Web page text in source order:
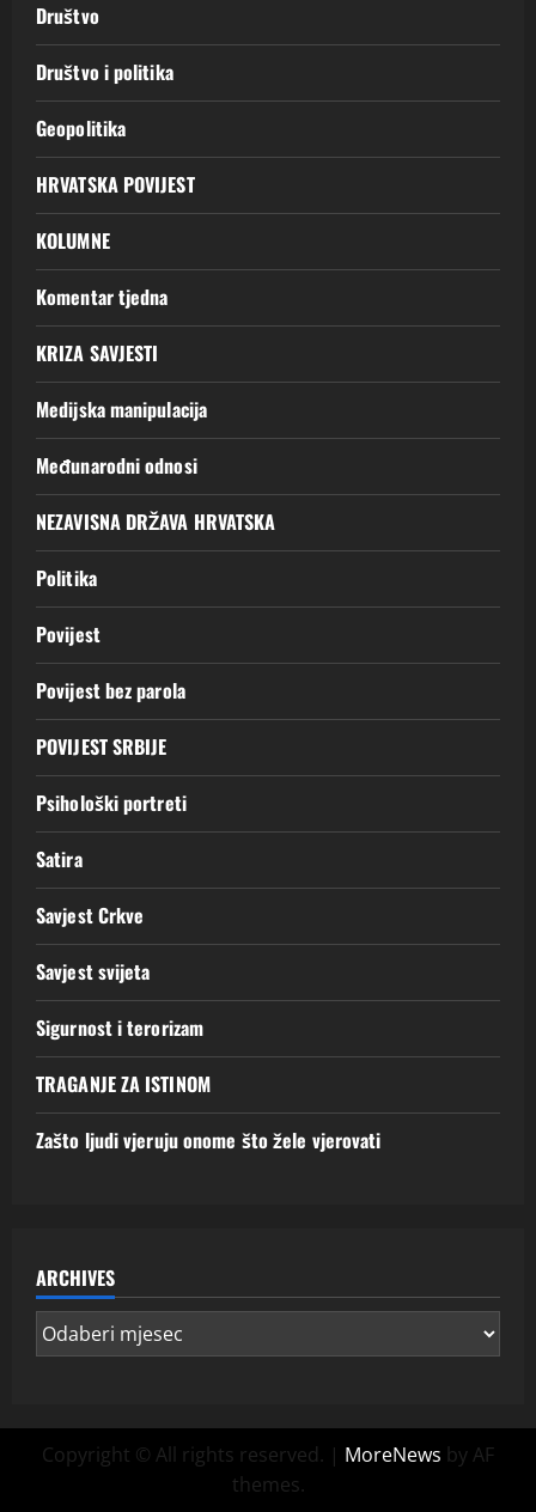
Društvo
Društvo i politika
Geopolitika
HRVATSKA POVIJEST
KOLUMNE
Komentar tjedna
KRIZA SAVJESTI
Medijska manipulacija
Međunarodni odnosi
NEZAVISNA DRŽAVA HRVATSKA
Politika
Povijest
Povijest bez parola
POVIJEST SRBIJE
Psihološki portreti
Satira
Savjest Crkve
Savjest svijeta
Sigurnost i terorizam
TRAGANJE ZA ISTINOM
Zašto ljudi vjeruju onome što žele vjerovati
ARCHIVES
Copyright © All rights reserved. | MoreNews by AF
themes.